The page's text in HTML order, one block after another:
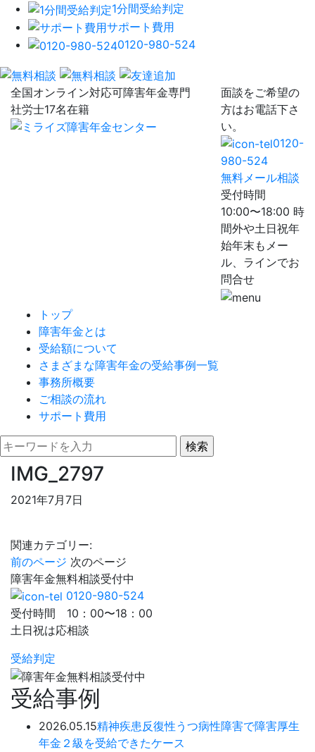
1分間受給判定
サポート費用
0120-980-524
全国オンライン対応可障害年金専門
社労士17名在籍
面談をご希望の
方はお電話下さ
い。
0120-
980-524
無料メール相談
受付時間
10:00〜18:00 時
間外や土日祝年
始年末もメー
ル、ラインでお
問合せ
トップ
障害年金とは
受給額について
さまざまな障害年金の受給事例一覧
事務所概要
ご相談の流れ
サポート費用
IMG_2797
2021年7月7日
関連カテゴリー:
前のページ 次のページ
障害年金無料相談受付中
0120-980-524
受付時間 10：00〜18：00
土日祝は応相談
受給判定
受給事例
2026.05.15精神疾患反復性うつ病性障害で障害厚生
年金２級を受給できたケース